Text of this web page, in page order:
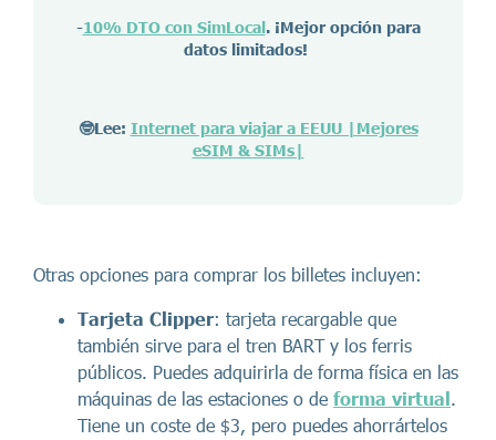
-10% DTO con SimLocal. ¡Mejor opción para
datos limitados!
🤓Lee: Internet para viajar a EEUU |Mejores
eSIM & SIMs|
Otras opciones para comprar los billetes incluyen:
Tarjeta Clipper: tarjeta recargable que
también sirve para el tren BART y los ferris
públicos. Puedes adquirirla de forma física en las
máquinas de las estaciones o de forma virtual.
Tiene un coste de $3, pero puedes ahorrártelos